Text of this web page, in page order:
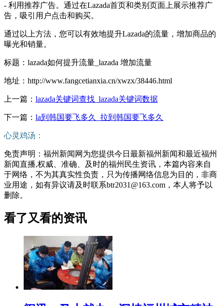
- 利用推荐广告。通过在Lazada首页和类别页面上展示推荐广
告，吸引用户点击和购买。
通过以上方法，您可以有效地提升Lazada的流量，增加商品的
曝光和销量。
标题：lazada如何提升流量_lazada 增加流量
地址：http://www.fangcetianxia.cn/xwzx/38446.html
上一篇： lazada关键词查找_lazada关键词数据
下一篇： la到韩国要飞多久_拉到韩国要飞多久
心灵鸡汤：
免责声明：福州新闻网为您提供今日最新福州新闻和最近福州
新闻直播,权威、准确、及时的福州民生资讯，本篇内容来自
于网络，不为其真实性负责，只为传播网络信息为目的，非商
业用途，如有异议请及时联系btr2031@163.com，本人将予以
删除。
看了又看的资讯